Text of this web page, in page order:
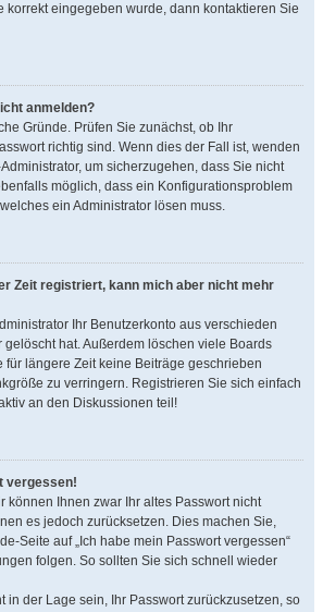
korrekt eingegeben wurde, dann kontaktieren Sie
anmelden?
Gründe. Prüfen Sie zunächst, ob Ihr
richtig sind. Wenn dies der Fall ist, wenden
um sicherzugehen, dass Sie nicht
möglich, dass ein Konfigurationsproblem
ein Administrator lösen muss.
Zeit registriert, kann mich aber nicht mehr
Ihr Benutzerkonto aus verschieden
hat. Außerdem löschen viele Boards
für längere Zeit keine Beiträge geschrieben
zu verringern. Registrieren Sie sich einfach
an den Diskussionen teil!
vergessen!
können Ihnen zwar Ihr altes Passwort nicht
es jedoch zurücksetzen. Dies machen Sie,
Seite auf „Ich habe mein Passwort vergessen“
folgen. So sollten Sie sich schnell wieder
in der Lage sein, Ihr Passwort zurückzusetzen, so